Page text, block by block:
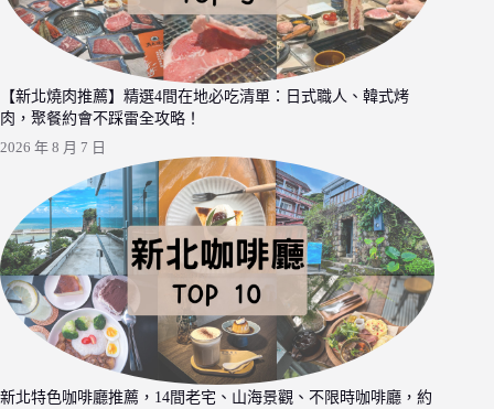
【新北燒肉推薦】精選4間在地必吃清單：日式職人、韓式烤
肉，聚餐約會不踩雷全攻略！
2026 年 8 月 7 日
新北特色咖啡廳推薦，14間老宅、山海景觀、不限時咖啡廳，約